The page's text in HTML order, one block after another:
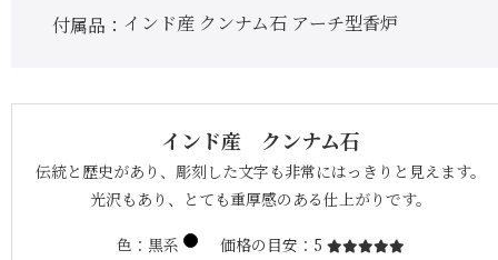
付属品
インド産 クンナム石 アーチ型香炉
インド産 クンナム石
伝統と歴史があり、彫刻した文字も非常にはっきりと見えます。
光沢もあり、とても重厚感のある仕上がりです。
色 黒系 価格の目安
5